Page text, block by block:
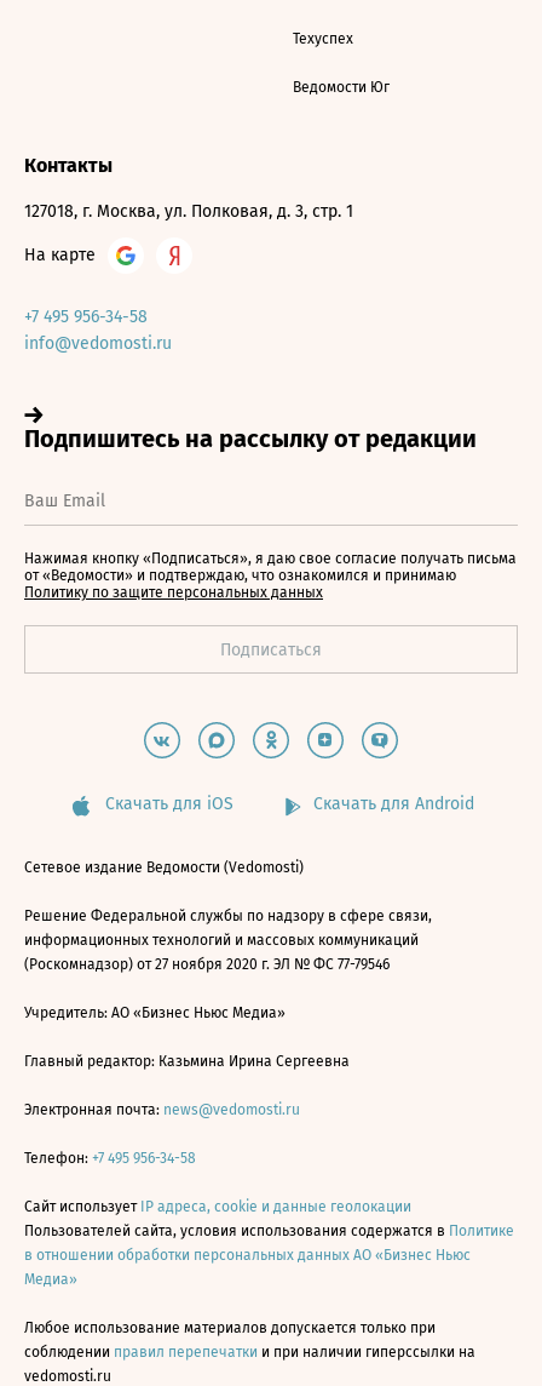
Техуспех
Ведомости Юг
Контакты
127018, г. Москва, ул. Полковая, д. 3, стр. 1
На карте
+7 495 956-34-58
info@vedomosti.ru
Нажимая кнопку «Подписаться», я даю свое согласие получать письма
от «Ведомости» и подтверждаю, что ознакомился и принимаю
Политику по защите персональных данных
Скачать для iOS Скачать для Android
Сетевое издание Ведомости (Vedomosti)
Решение Федеральной службы по надзору в сфере связи,
информационных технологий и массовых коммуникаций
(Роскомнадзор) от 27 ноября 2020 г. ЭЛ № ФС 77-79546
Учредитель: АО «Бизнес Ньюс Медиа»
Главный редактор: Казьмина Ирина Сергеевна
Электронная почта: news@vedomosti.ru
Телефон: +7 495 956-34-58
Сайт использует IP адреса, cookie и данные геолокации
Пользователей сайта, условия использования содержатся в Политике
в отношении обработки персональных данных АО «Бизнес Ньюс
Медиа»
Любое использование материалов допускается только при
соблюдении правил перепечатки и при наличии гиперссылки на
vedomosti.ru